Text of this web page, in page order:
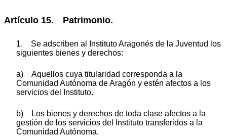
Artículo 15. Patrimonio.
1. Se adscriben al Instituto Aragonés de la Juventud los
siguientes bienes y derechos:
a) Aquellos cuya titularidad corresponda a la
Comunidad Autónoma de Aragón y estén afectos a los
servicios del Instituto.
b) Los bienes y derechos de toda clase afectos a la
gestión de los servicios del Instituto transferidos a la
Comunidad Autónoma.